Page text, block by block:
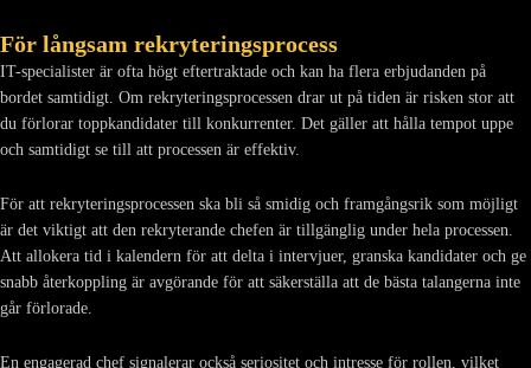
För långsam rekryteringsprocess
IT-specialister är ofta högt eftertraktade och kan ha flera erbjudanden på
bordet samtidigt. Om rekryteringsprocessen drar ut på tiden är risken stor att
du förlorar toppkandidater till konkurrenter. Det gäller att hålla tempot uppe
och samtidigt se till att processen är effektiv.
För att rekryteringsprocessen ska bli så smidig och framgångsrik som möjligt
är det viktigt att den rekryterande chefen är tillgänglig under hela processen.
Att allokera tid i kalendern för att delta i intervjuer, granska kandidater och ge
snabb återkoppling är avgörande för att säkerställa att de bästa talangerna inte
går förlorade.
En engagerad chef signalerar också seriositet och intresse för rollen, vilket